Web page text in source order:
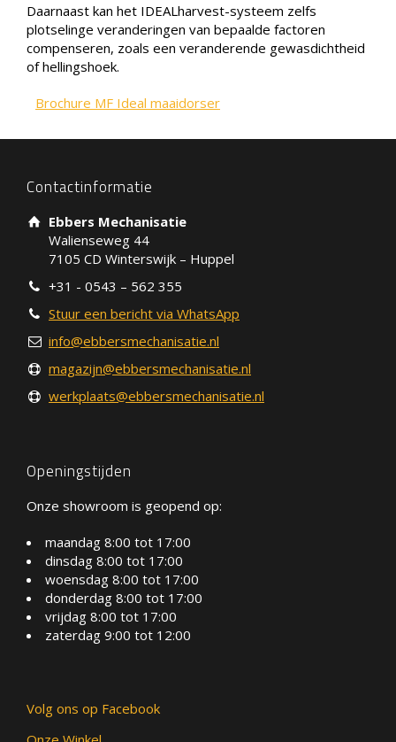
Daarnaast kan het IDEALharvest-systeem zelfs
plotselinge veranderingen van bepaalde factoren
compenseren, zoals een veranderende gewasdichtheid
of hellingshoek.
Brochure MF Ideal maaidorser
Contactinformatie
Ebbers Mechanisatie
Walienseweg 44
7105 CD Winterswijk – Huppel
+31 - 0543 – 562 355
Stuur een bericht via WhatsApp
info@ebbersmechanisatie.nl
magazijn@ebbersmechanisatie.nl
werkplaats@ebbersmechanisatie.nl
Openingstijden
Onze showroom is geopend op:
maandag 8:00 tot 17:00
dinsdag 8:00 tot 17:00
woensdag 8:00 tot 17:00
donderdag 8:00 tot 17:00
vrijdag 8:00 tot 17:00
zaterdag 9:00 tot 12:00
Volg ons op Facebook